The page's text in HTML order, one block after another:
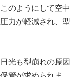
のようにして空中
力が軽減され、型
光も型崩れの原因